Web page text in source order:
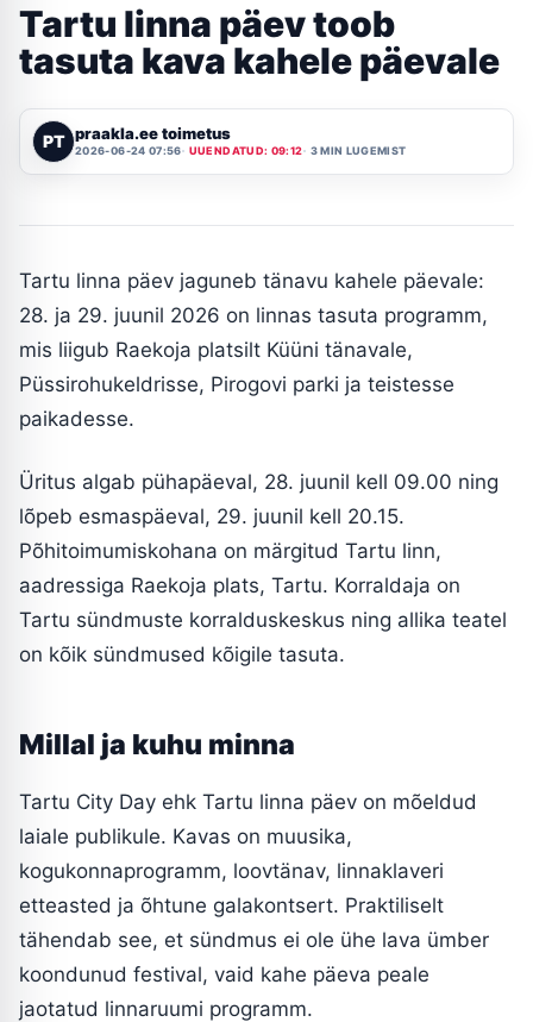
Tartu linna päev toob
tasuta kava kahele päevale
PT praakla.ee toimetus
2026-06-24 07:56 UUENDATUD: 09:12 3 MIN LUGEMIST
Tartu linna päev jaguneb tänavu kahele päevale:
28. ja 29. juunil 2026 on linnas tasuta programm,
mis liigub Raekoja platsilt Küüni tänavale,
Püssirohukeldrisse, Pirogovi parki ja teistesse
paikadesse.
Üritus algab pühapäeval, 28. juunil kell 09.00 ning
lõpeb esmaspäeval, 29. juunil kell 20.15.
Põhitoimumiskohana on märgitud Tartu linn,
aadressiga Raekoja plats, Tartu. Korraldaja on
Tartu sündmuste korralduskeskus ning allika teatel
on kõik sündmused kõigile tasuta.
Millal ja kuhu minna
Tartu City Day ehk Tartu linna päev on mõeldud
laiale publikule. Kavas on muusika,
kogukonnaprogramm, loovtänav, linnaklaveri
etteasted ja õhtune galakontsert. Praktiliselt
tähendab see, et sündmus ei ole ühe lava ümber
koondunud festival, vaid kahe päeva peale
jaotatud linnaruumi programm.